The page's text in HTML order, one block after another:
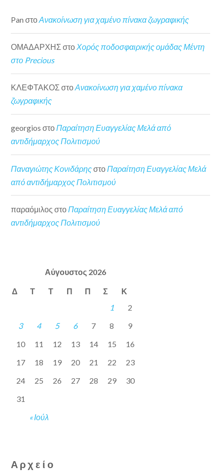
Pan στοΑνακοίνωση για χαμένο πίνακα ζωγραφικής
ΟΜΑΔΑΡΧΗΣ στοΧορός ποδοσφαιρικής ομάδας Μέντη
στο Precious
ΚΛΕΦΤΑΚΟΣ στοΑνακοίνωση για χαμένο πίνακα
ζωγραφικής
georgios στοΠαραίτηση Ευαγγελίας Μελά από
αντιδήμαρχος Πολιτισμού
Παναγιώτης Κονιδάρηςστο Παραίτηση Ευαγγελίας Μελά
από αντιδήμαρχος Πολιτισμού
παραόμιλος στοΠαραίτηση Ευαγγελίας Μελά από
αντιδήμαρχος Πολιτισμού
Αύγουστος 2026
Δ Τ Τ Π Π Σ Κ
« Ιούλ
1
2
3
4 5 6 7 8
9
10
11 12 13 14 15
16
17
18 19 20 21 22
23
24
25 26 27 28 29
30
31
Αρχείο